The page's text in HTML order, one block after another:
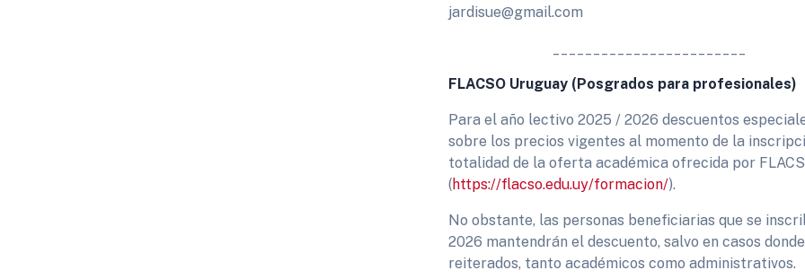
jardisue@gmail.com
FLACSO Uruguay (Posgrados para profesionales)
Para el año lectivo 2025 / 2026 descuentos
sobre los precios vigentes al momento de la
totalidad de la oferta académica ofrecida por
(https://flacso.edu.uy/formacion/).
No obstante, las personas beneficiarias que se
2026 mantendrán el descuento, salvo en casos
reiterados, tanto académicos como administrativos.